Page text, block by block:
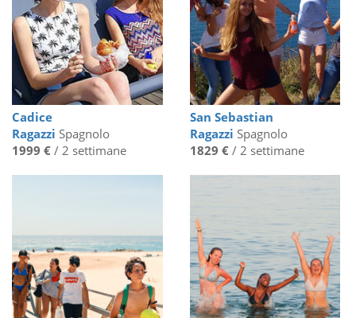
Cadice
Ragazzi Spagnolo
1999 € / 2 settimane
San Sebastian
Ragazzi Spagnolo
1829 €/ 2 settimane